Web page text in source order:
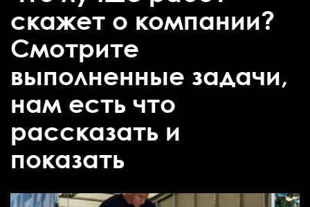
скажет о компании?
Смотрите
выполненные задачи,
нам есть что
рассказать и
показать